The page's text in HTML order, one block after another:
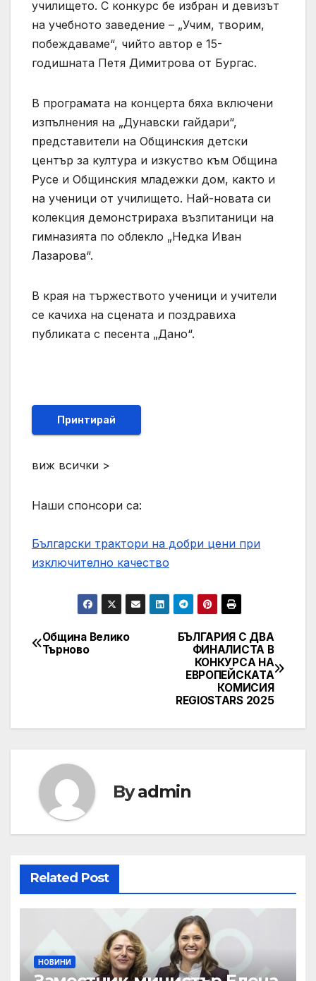
училището. С конкурс бе избран и девизът
на учебното заведение – „Учим, творим,
побеждаваме“, чийто автор е 15-
годишната Петя Димитрова от Бургас.
В програмата на концерта бяха включени
изпълнения на „Дунавски гайдари“,
представители на Общинския детски
център за култура и изкуство към Община
Русе и Общинския младежки дом, както и
на ученици от училището. Най-новата си
колекция демонстрираха възпитаници на
гимназията по облекло „Недка Иван
Лазарова“.
В края на тържеството ученици и учители
се качиха на сцената и поздравиха
публиката с песента „Дано“.
Принтирай
виж всички >
Наши спонсори са:
Български трактори на добри цени при
изключително качество
Post
БЪЛГАРИЯ С ДВА
ФИНАЛИСТА В
КОНКУРСА НА
ЕВРОПЕЙСКАТА
КОМИСИЯ
REGIOSTARS 2025
Община Велико
Търново
Byadmin
Related Post
НОВИНИ